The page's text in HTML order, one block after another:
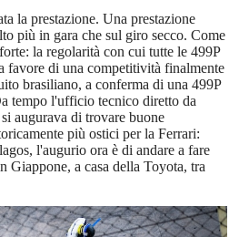
la prestazione. Una prestazione
più in gara che sul giro secco. Come
la regolarità con cui tutte le 499P
favore di una competitività finalmente
brasiliano, a conferma di una 499P
tempo l'ufficio tecnico diretto da
si augurava di trovare buone
più ostici per la Ferrari:
l'augurio ora è di andare a fare
Giappone, a casa della Toyota, tra